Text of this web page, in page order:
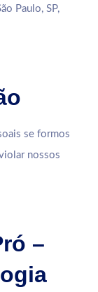
Paulo, SP,
se formos
nossos
–